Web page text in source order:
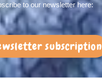
subscription
to our newsletter here: